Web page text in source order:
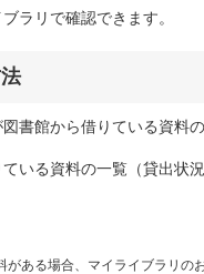
ラリで確認できます。
書館から借りている資料
いる資料の一覧（貸出状
ある場合、マイライブラリの